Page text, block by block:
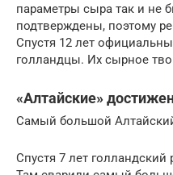
параметры сыра так и не
подтверждены, поэтому
Спустя 12 лет
голландцы. Их сырное
«Алтайские»
Самый большой
Спустя 7 лет